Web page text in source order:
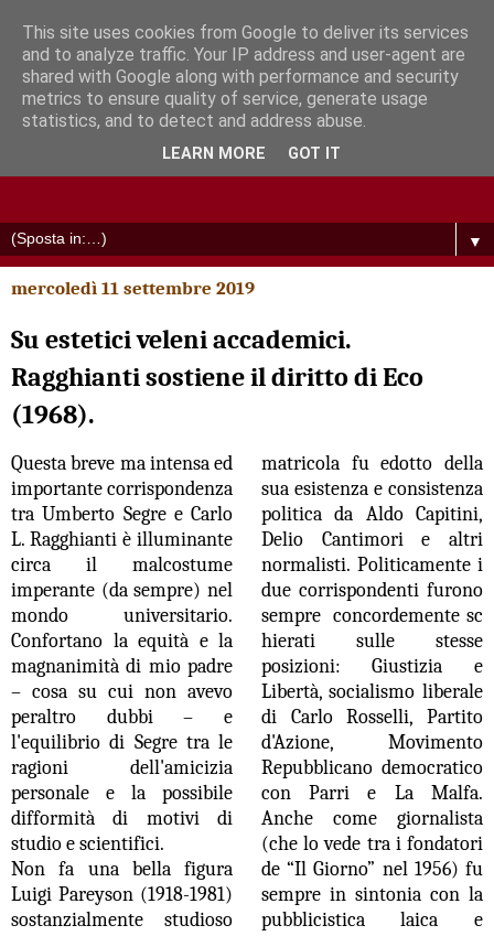
▼
mercoledì 11 settembre 2019
Su estetici veleni accademici.
Ragghianti sostiene il diritto di Eco
(1968).
Questa breve ma intensa ed
importante corrispondenza
tra Umberto Segre e Carlo
L. Ragghianti è illuminante
circa il malcostume
imperante (da sempre) nel
mondo universitario.
Confortano la equità e la
magnanimità di mio padre
– cosa su cui non avevo
peraltro dubbi – e
l'equilibrio di Segre tra le
ragioni dell'amicizia
personale e la possibile
difformità di motivi di
studio e scientifici.
Non fa una bella figura
Luigi Pareyson (1918-1981)
sostanzialmente studioso
matricola fu edotto della
sua esistenza e consistenza
politica da Aldo Capitini,
Delio Cantimori e altri
normalisti. Politicamente i
due corrispondenti furono
sempre concordemente sc
hierati sulle stesse
posizioni: Giustizia e
Libertà, socialismo liberale
di Carlo Rosselli, Partito
d'Azione, Movimento
Repubblicano democratico
con Parri e La Malfa.
Anche come giornalista
(che lo vede tra i fondatori
de “Il Giorno” nel 1956) fu
sempre in sintonia con la
pubblicistica laica e
This site uses cookies from Google to deliver its services
and to analyze traffic. Your IP address and user-agent are
shared with Google along with performance and security
metrics to ensure quality of service, generate usage
statistics, and to detect and address abuse.
LEARN MORE GOT IT